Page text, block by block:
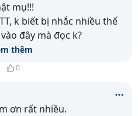
mụ!!!
k biết bị nhắc nhiều thế
đây mà đọc k?
thêm
0
ơn rất nhiều.